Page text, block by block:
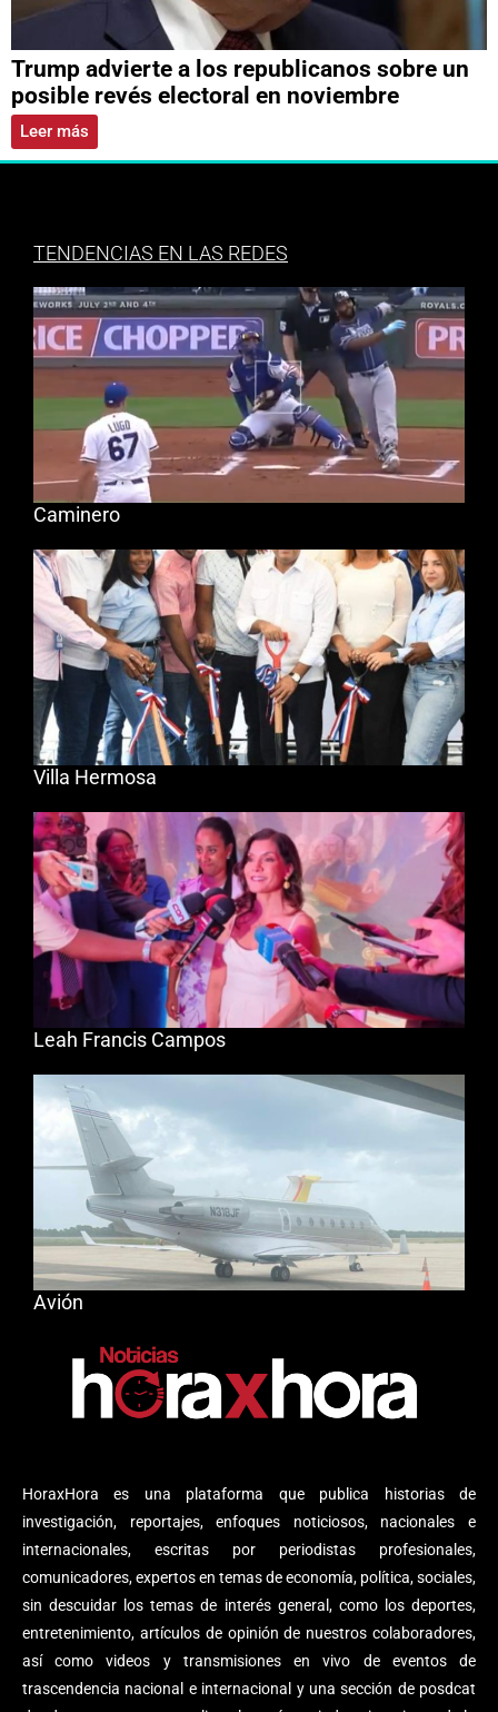
Trump advierte a los republicanos sobre un
posible revés electoral en noviembre
Leer más
HoraxHora es una plataforma que publica historias de
investigación, reportajes, enfoques noticiosos, nacionales e
internacionales, escritas por periodistas profesionales,
comunicadores, expertos en temas de economía, política, sociales,
sin descuidar los temas de interés general, como los deportes,
entretenimiento, artículos de opinión de nuestros colaboradores,
así como videos y transmisiones en vivo de eventos de
trascendencia nacional e internacional y una sección de posdcat
TENDENCIAS EN LAS REDES
Caminero
Villa Hermosa
Leah Francis Campos
Avión